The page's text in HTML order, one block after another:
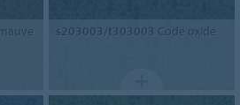
s203003/t303003 Code oxide